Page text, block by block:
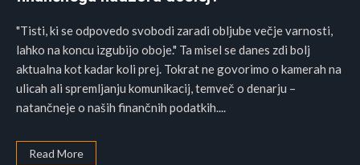
"Tisti, ki se odpovedo svobodi zaradi obljube večje varnosti,
lahko na koncu izgubijo oboje." Ta misel se danes zdi bolj
aktualna kot kadar koli prej. Tokrat ne govorimo o kamerah na
ulicah ali spremljanju komunikacij, temveč o denarju –
natančneje o naših finančnih podatkih....
Read More